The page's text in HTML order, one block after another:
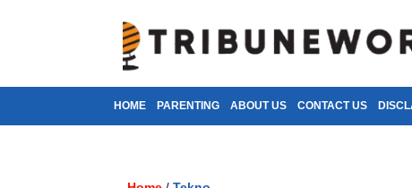
HOME PARENTING ABOUT US CONTACT US